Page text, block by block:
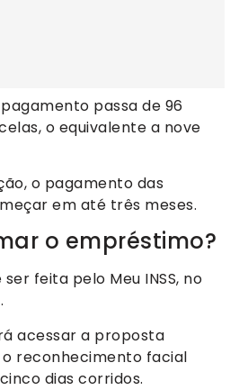
passa de 96
o equivalente a nove
o pagamento das
em até três meses.
o empréstimo?
feita pelo Meu INSS, no
acessar a proposta
reconhecimento facial
dias corridos.